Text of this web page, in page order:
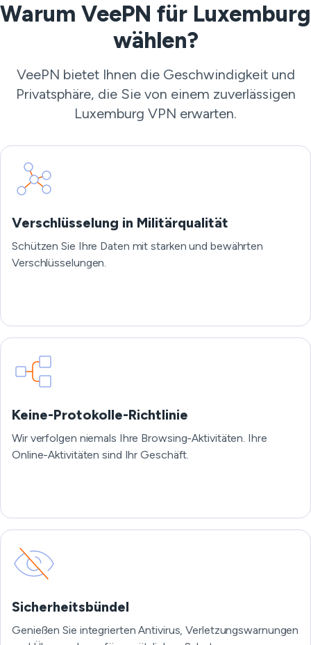
Warum VeePN für Luxemburg
wählen?
VeePN bietet Ihnen die Geschwindigkeit und
Privatsphäre, die Sie von einem zuverlässigen
Luxemburg VPN erwarten.
Verschlüsselung in Militärqualität
Schützen Sie Ihre Daten mit starken und bewährten
Verschlüsselungen.
Keine-Protokolle-Richtlinie
Wir verfolgen niemals Ihre Browsing-Aktivitäten. Ihre
Online-Aktivitäten sind Ihr Geschäft.
Sicherheitsbündel
Genießen Sie integrierten Antivirus, Verletzungswarnungen